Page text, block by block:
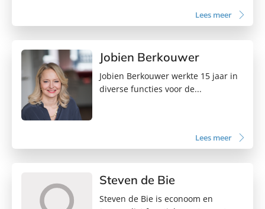
Lees meer
Jobien Berkouwer
Jobien Berkouwer werkte 15 jaar in
diverse functies voor de...
Lees meer
Steven de Bie
Steven de Bie is econoom en